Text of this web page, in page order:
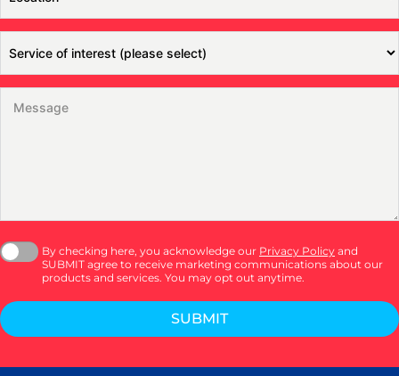
By checking here, you acknowledge our Privacy Policy and
SUBMIT agree to receive marketing communications about our
products and services. You may opt out anytime.
SUBMIT